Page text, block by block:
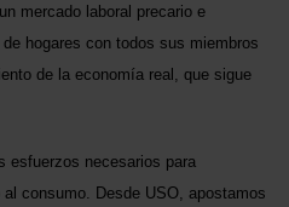
mercado laboral precario e
hogares con todos sus miembros
de la economía real, que sigue
esfuerzos necesarios para
consumo. Desde USO, apostamos